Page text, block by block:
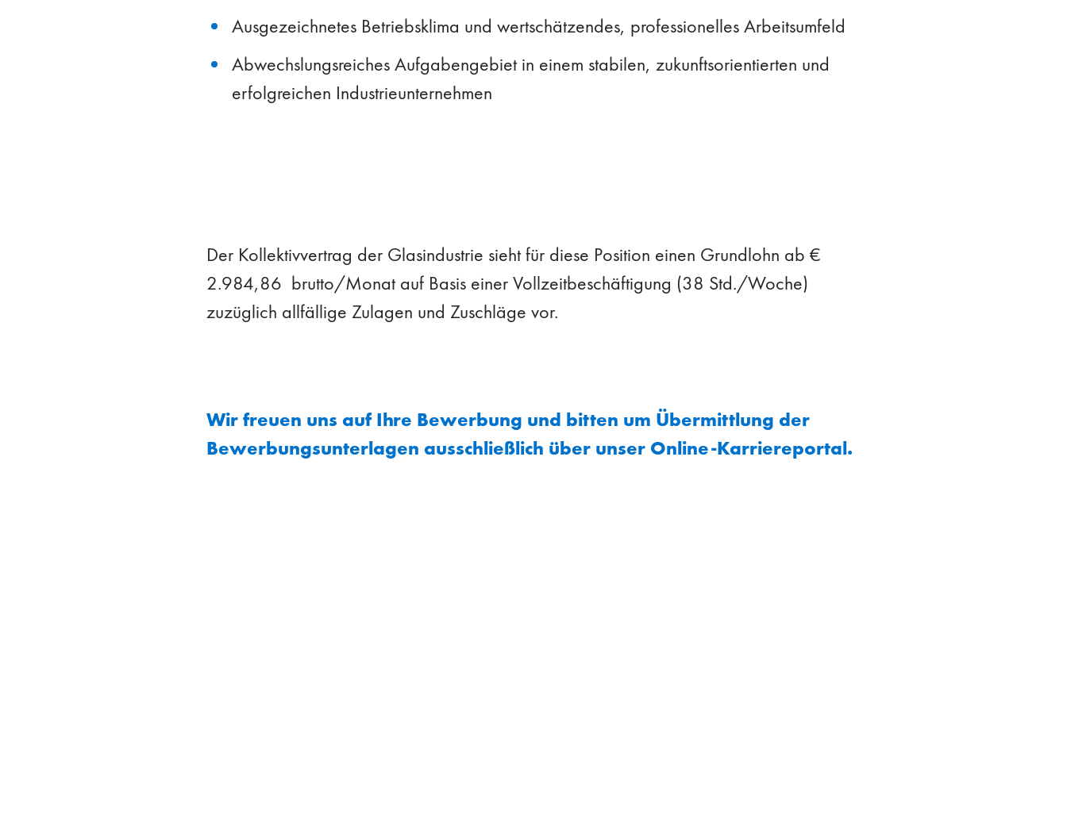
Ausgezeichnetes Betriebsklima und wertschätzendes, professionelles Arbeitsumfeld
Abwechslungsreiches Aufgabengebiet in einem stabilen, zukunftsorientierten und
erfolgreichen Industrieunternehmen
Der Kollektivvertrag der Glasindustrie sieht für diese Position einen Grundlohn ab €
2.984,86 brutto/Monat auf Basis einer Vollzeitbeschäftigung (38 Std./Woche)
zuzüglich allfällige Zulagen und Zuschläge vor.
Wir freuen uns auf Ihre Bewerbung und bitten um Übermittlung der
Bewerbungsunterlagen ausschließlich über unser Online-Karriereportal.